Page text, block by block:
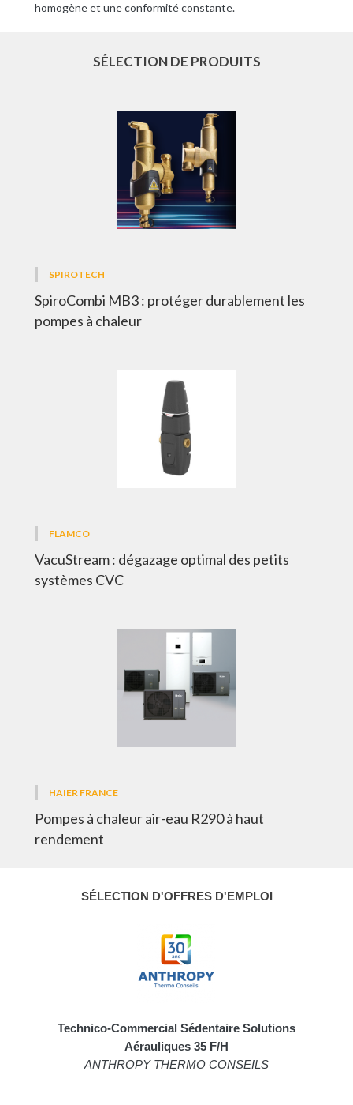
homogène et une conformité constante.
SÉLECTION DE PRODUITS
SPIROTECH
SpiroCombi MB3 : protéger durablement les
pompes à chaleur
FLAMCO
VacuStream : dégazage optimal des petits
systèmes CVC
HAIER FRANCE
Pompes à chaleur air-eau R290 à haut
rendement
SÉLECTION D'OFFRES D'EMPLOI
Technico-Commercial Sédentaire Solutions
Aérauliques 35 F/H
ANTHROPY THERMO CONSEILS